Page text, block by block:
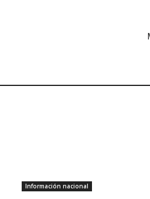
Información nacional